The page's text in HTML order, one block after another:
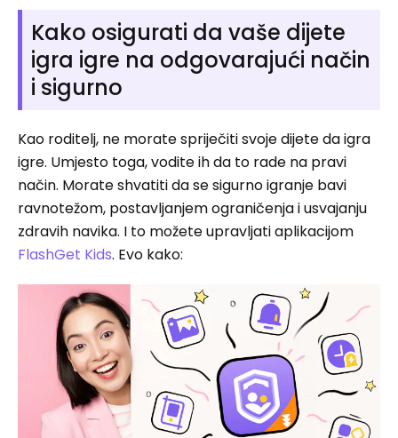
Kako osigurati da vaše dijete
igra igre na odgovarajući način
i sigurno
Kao roditelj, ne morate spriječiti svoje dijete da igra
igre. Umjesto toga, vodite ih da to rade na pravi
način. Morate shvatiti da se sigurno igranje bavi
ravnotežom, postavljanjem ograničenja i usvajanju
zdravih navika. I to možete upravljati aplikacijom
FlashGet Kids. Evo kako: